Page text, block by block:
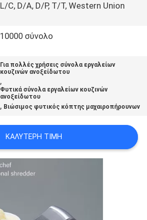
L/C, D/A, D/P, T/T, Western Union
10000 σύνολο
Για πολλές χρήσεις σύνολα εργαλείων
κουζινών ανοξείδωτου
,
Φυτικά σύνολα εργαλείων κουζινών
ανοξείδωτου
, Βιώσιμος φυτικός κόπτης μαχαιροπήρουνων
ΚΑΛΎΤΕΡΗ ΤΙΜΉ